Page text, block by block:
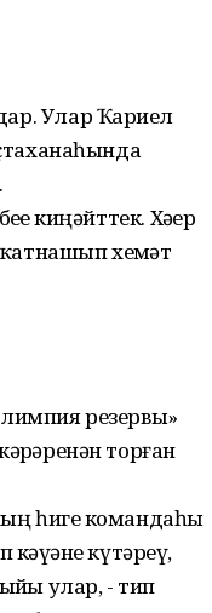
Улар Ҡариҙел
киңәйттек. Хәҙер
хеҙмәт
резервы»
торған
һигеҙ командаһы
күтәреү,
улар, - тип